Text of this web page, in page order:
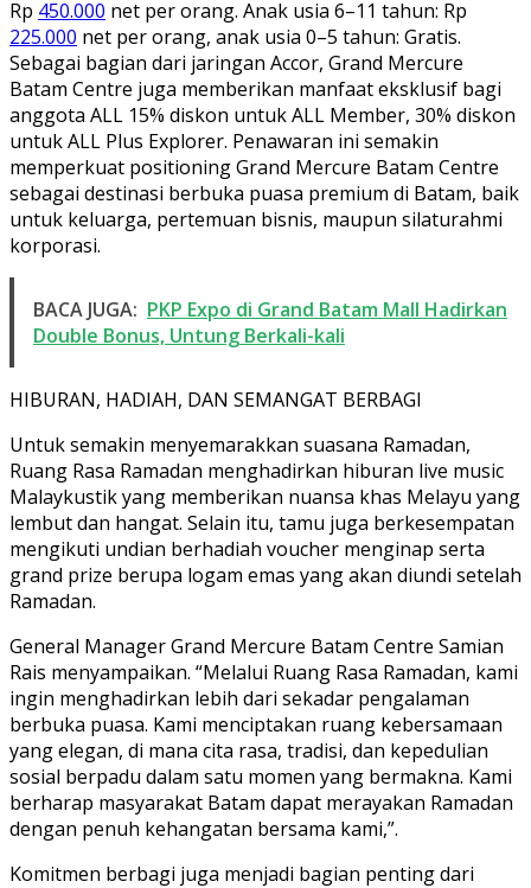
Rp 450.000 net per orang. Anak usia 6–11 tahun: Rp
225.000 net per orang, anak usia 0–5 tahun: Gratis.
Sebagai bagian dari jaringan Accor, Grand Mercure
Batam Centre juga memberikan manfaat eksklusif bagi
anggota ALL 15% diskon untuk ALL Member, 30% diskon
untuk ALL Plus Explorer. Penawaran ini semakin
memperkuat positioning Grand Mercure Batam Centre
sebagai destinasi berbuka puasa premium di Batam, baik
untuk keluarga, pertemuan bisnis, maupun silaturahmi
korporasi.
BACA JUGA: PKP Expo di Grand Batam Mall Hadirkan
Double Bonus, Untung Berkali-kali
HIBURAN, HADIAH, DAN SEMANGAT BERBAGI
Untuk semakin menyemarakkan suasana Ramadan,
Ruang Rasa Ramadan menghadirkan hiburan live music
Malaykustik yang memberikan nuansa khas Melayu yang
lembut dan hangat. Selain itu, tamu juga berkesempatan
mengikuti undian berhadiah voucher menginap serta
grand prize berupa logam emas yang akan diundi setelah
Ramadan.
General Manager Grand Mercure Batam Centre Samian
Rais menyampaikan. “Melalui Ruang Rasa Ramadan, kami
ingin menghadirkan lebih dari sekadar pengalaman
berbuka puasa. Kami menciptakan ruang kebersamaan
yang elegan, di mana cita rasa, tradisi, dan kepedulian
sosial berpadu dalam satu momen yang bermakna. Kami
berharap masyarakat Batam dapat merayakan Ramadan
dengan penuh kehangatan bersama kami,”.
Komitmen berbagi juga menjadi bagian penting dari